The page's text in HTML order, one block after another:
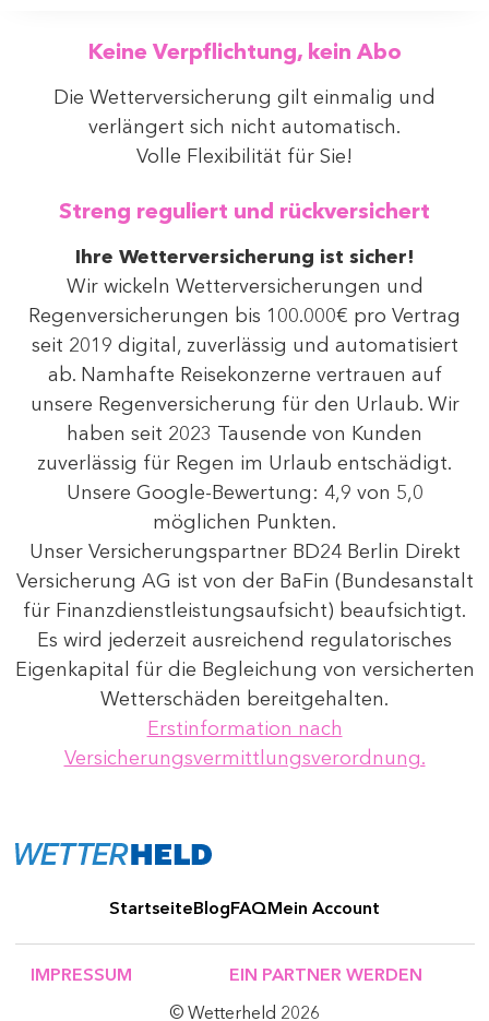
Keine Verpflichtung, kein Abo
Die Wetterversicherung gilt einmalig und
verlängert sich nicht automatisch.
Volle Flexibilität für Sie!
Streng reguliert und rückversichert
Ihre Wetterversicherung ist sicher!
Wir wickeln Wetterversicherungen und
Regenversicherungen bis 100.000€ pro Vertrag
seit 2019 digital, zuverlässig und automatisiert
ab. Namhafte Reisekonzerne vertrauen auf
unsere Regenversicherung für den Urlaub. Wir
haben seit 2023 Tausende von Kunden
zuverlässig für Regen im Urlaub entschädigt.
Unsere Google-Bewertung: 4,9 von 5,0
möglichen Punkten.
Unser Versicherungspartner BD24 Berlin Direkt
Versicherung AG ist von der BaFin (Bundesanstalt
für Finanzdienstleistungsaufsicht) beaufsichtigt.
Es wird jederzeit ausreichend regulatorisches
Eigenkapital für die Begleichung von versicherten
Wetterschäden bereitgehalten.
Erstinformation nach
Versicherungsvermittlungsverordnung.
StartseiteBlogFAQMein Account
© Wetterheld 2026
IMPRESSUM EIN PARTNER WERDEN